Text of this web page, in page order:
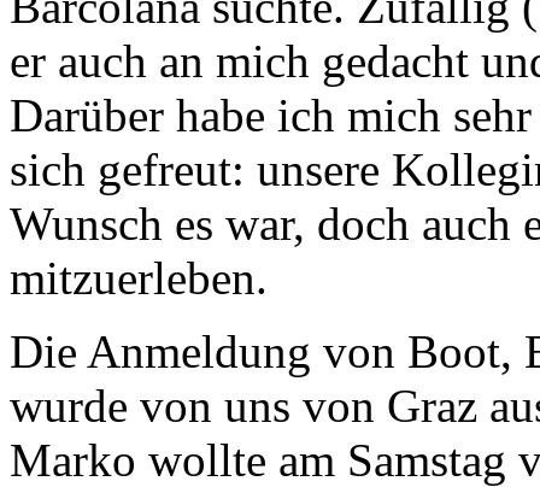
er auch an mich gedacht
Darüber habe ich mich
sich gefreut: unsere
Wunsch es war, doch auch
mitzuerleben.
Die Anmeldung von Boot,
wurde von uns von Graz
Marko wollte am Samstag